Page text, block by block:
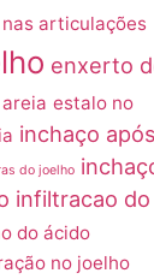
articulações
enxerto
estalo no
inchaço após
do joelho
infiltracao do
do ácido
no joelho